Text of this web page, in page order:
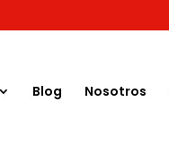
Blog Nosotros